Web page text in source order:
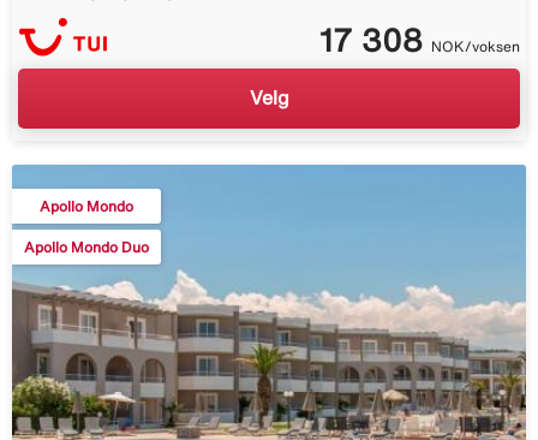
17 308 NOK/voksen
Velg
Apollo Mondo
Apollo Mondo Duo